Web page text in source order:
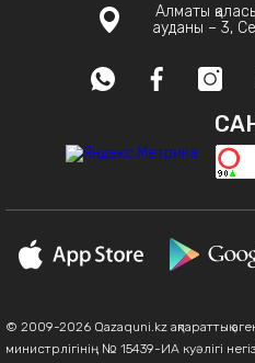
Алматы
ауданы – 3,
© 2009-2026 Qazaquni.kz ақпараттық
министрлігінің № 15439-ИА куәлігі